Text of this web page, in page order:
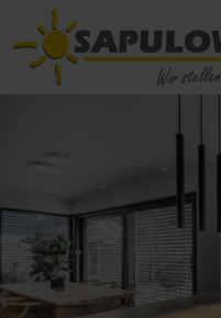
zur Top-Navigation
zur Hauptnavigation
Inhalt springen
zum Footer
Hauptnavigation